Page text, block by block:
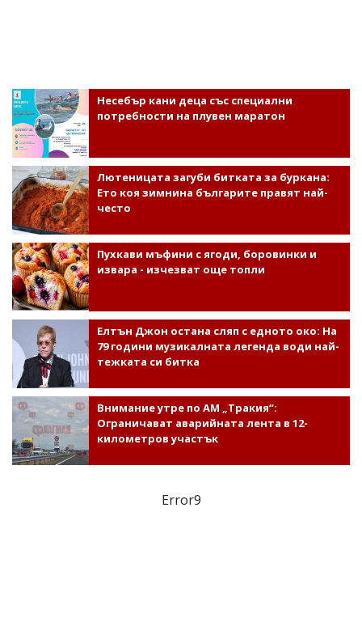
Несебър кани деца със специални
потребности на плувен маратон
Лютеницата загуби битката за буркана:
Ето коя зимнина българите правят най-
често
Пухкави мъфини с ягоди, боровинки и
извара - изчезват още топли
Елтън Джон остана сляп с едното око: На
79 години музикалната легенда води най-
тежката си битка
Внимание утре по АМ „Тракия“:
Ограничават аварийната лента в 12-
километров участък
Error9